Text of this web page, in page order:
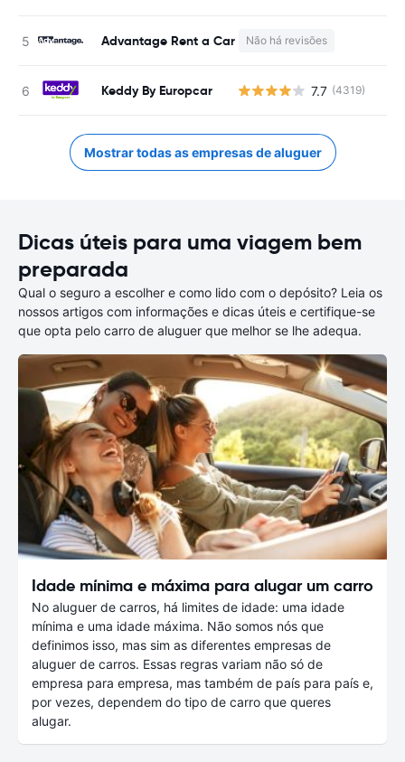
Advantage Rent a Car Não há revisões
Keddy By Europcar 7.7 (4319)
Mostrar todas as empresas de aluguer
Dicas úteis para uma viagem bem
preparada
Qual o seguro a escolher e como lido com o depósito? Leia os
nossos artigos com informações e dicas úteis e certifique-se
que opta pelo carro de aluguer que melhor se lhe adequa.
Idade mínima e máxima para alugar um carro
No aluguer de carros, há limites de idade: uma idade
mínima e uma idade máxima. Não somos nós que
definimos isso, mas sim as diferentes empresas de
aluguer de carros. Essas regras variam não só de
empresa para empresa, mas também de país para país e,
por vezes, dependem do tipo de carro que queres
alugar.